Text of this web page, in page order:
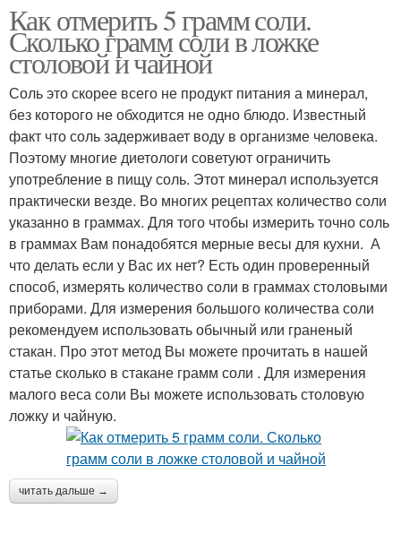
Как отмерить 5 грамм соли.
Сколько грамм соли в ложке
столовой и чайной
Соль это скорее всего не продукт питания а минерал,
без которого не обходится не одно блюдо. Известный
факт что соль задерживает воду в организме человека.
Поэтому многие диетологи советуют ограничить
употребление в пищу соль. Этот минерал используется
практически везде. Во многих рецептах количество соли
указанно в граммах. Для того чтобы измерить точно соль
в граммах Вам понадобятся мерные весы для кухни. А
что делать если у Вас их нет? Есть один проверенный
способ, измерять количество соли в граммах столовыми
приборами. Для измерения большого количества соли
рекомендуем использовать обычный или граненый
стакан. Про этот метод Вы можете прочитать в нашей
статье сколько в стакане грамм соли . Для измерения
малого веса соли Вы можете использовать столовую
ложку и чайную.
читать дальше →